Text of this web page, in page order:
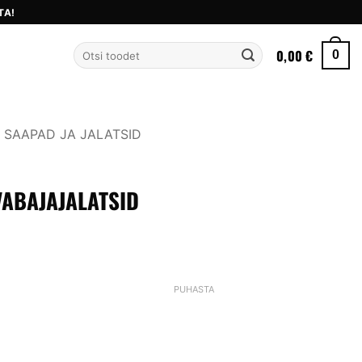
Otsi: 0,00€ 0
SAAPAD JA JALATSID
PUHASTA